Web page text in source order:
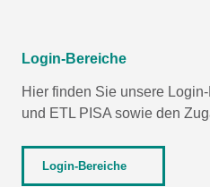
Login-Bereiche
Hier finden Sie unsere
und ETL PISA sowie den
Login-Bereiche